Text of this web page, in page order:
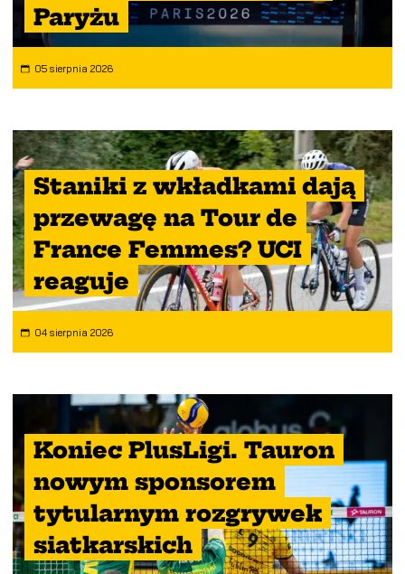
Paryżu
05 sierpnia 2026
Staniki z wkładkami dają
przewagę na Tour de
France Femmes? UCI
reaguje
04 sierpnia 2026
Koniec PlusLigi. Tauron
nowym sponsorem
tytularnym rozgrywek
siatkarskich